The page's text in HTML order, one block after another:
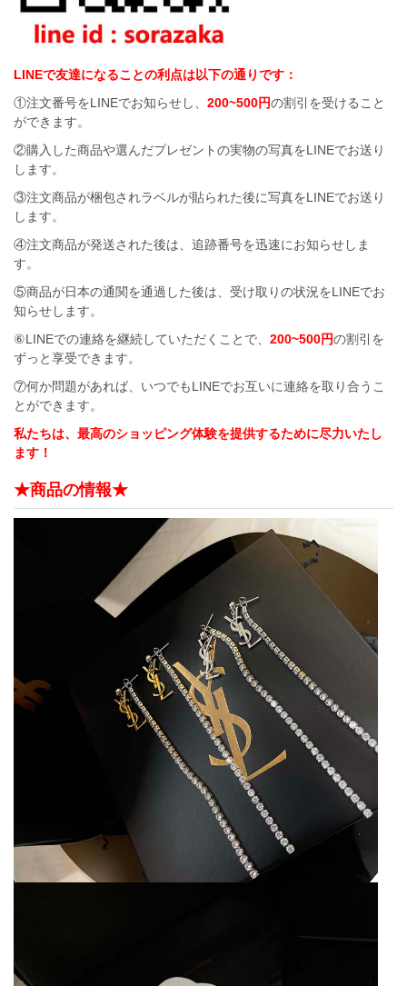
LINEで友達になることの利点は以下の通りです：
①注文番号をLINEでお知らせし、 200~500円の割引を受けること
ができます。
②購入した商品や選んだプレゼントの実物の写真をLINEでお送り
します。
③注文商品が梱包されラベルが貼られた後に写真をLINEでお送り
します。
④注文商品が発送された後は、追跡番号を迅速にお知らせしま
す。
⑤商品が日本の通関を通過した後は、受け取りの状況をLINEでお
知らせします。
⑥LINEでの連絡を継続していただくことで、 200~500円の割引を
ずっと享受できます。
⑦何か問題があれば、いつでもLINEでお互いに連絡を取り合うこ
とができます。
私たちは、最高のショッピング体験を提供するために尽力いたし
ます！
★商品の情報★